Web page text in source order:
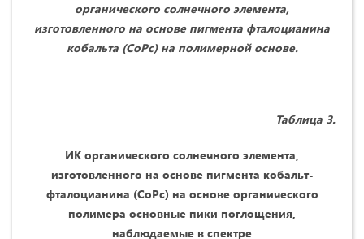
органического солнечного элемента,
изготовленного на основе пигмента фталоцианина
кобальта (CoPc) на полимерной основе.
Таблица 3.
ИК органического солнечного элемента,
изготовленного на основе пигмента кобальт-
фталоцианина (CoPc) на основе органического
полимера основные пики поглощения,
наблюдаемые в спектре